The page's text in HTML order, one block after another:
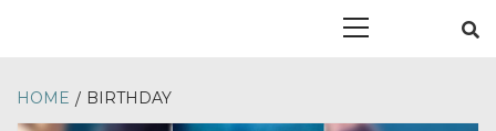
HOME BIRTHDAY